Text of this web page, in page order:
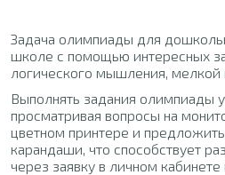
Задача олимпиады для
школе с помощью интересных
логического мышления, мелкой
Выполнять задания олимпиады
просматривая вопросы на
цветном принтере и
карандаши, что способствует
через заявку в личном